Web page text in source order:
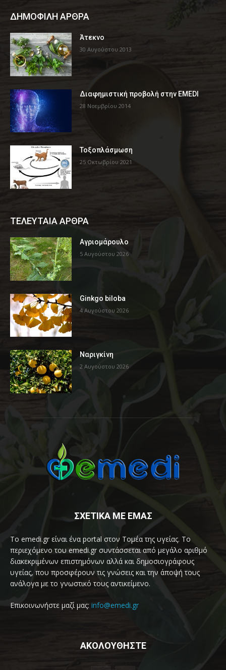
ΔΗΜΟΦΙΛΗ ΑΡΘΡΑ
Άτεκνο
30 Αυγούστου 2013
Διαφημιστική προβολή στην EMEDI
28 Νοεμβρίου 2014
Τοξοπλάσμωση
25 Οκτωβρίου 2021
ΤΕΛΕΥΤΑΙΑ ΑΡΘΡΑ
Αγριομάρουλο
5 Αυγούστου 2026
Ginkgo biloba
4 Αυγούστου 2026
Ναριγκίνη
2 Αυγούστου 2026
ΣΧΕΤΙΚΑ ΜΕ ΕΜΑΣ
Το emedi.gr είναι ένα portal στον Τομέα της υγείας. Το
περιεχόμενο του emedi.gr συντάσσεται από μεγάλο αριθμό
διακεκριμένων επιστημόνων αλλά και δημοσιογράφους
υγείας, που προσφέρουν τις γνώσεις και την άποψή τους
ανάλογα με το γνωστικό τους αντικείμενο.
Επικοινωνήστε μαζί μας: info@emedi.gr
ΑΚΟΛΟΥΘΗΣΤΕ